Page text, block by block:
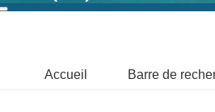
Accueil Barre de